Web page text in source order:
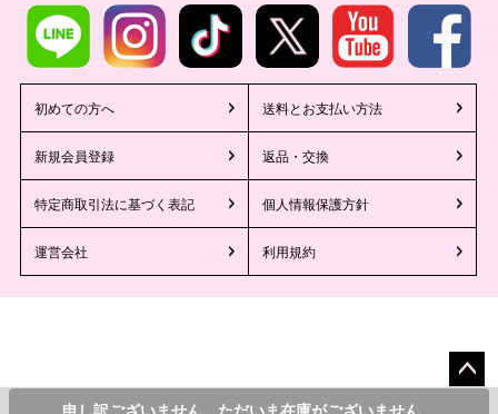
申し訳ございません。ただいま在庫がございません。
初めての方へ 送料とお支払い方法
新規会員登録 返品・交換
特定商取引法に基づく表記 個人情報保護方針
運営会社 利用規約
©2013 Tika All Rights reserved.